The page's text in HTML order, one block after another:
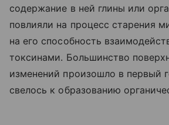
содержание в ней глины или
повлияли на процесс старения
на его способность
токсинами. Большинство
изменений произошло в первый
свелось к образованию